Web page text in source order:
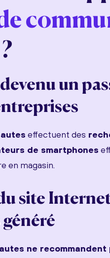
?
un
effectuent des
de smartphones
en magasin.
site
ne